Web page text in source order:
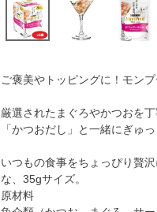
ご褒美やトッピングに！モン
厳選されたまぐろやかつおを
「かつおだし」と一緒にぎゅ
いつもの食事をちょっぴり贅
な、35gサイズ。
原材料